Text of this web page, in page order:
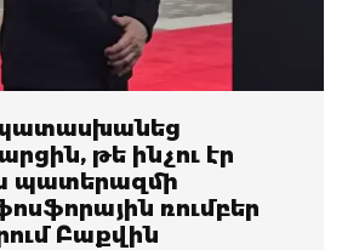
թե ինչու էր
պատերազմի
ռումբեր
Բաքվին